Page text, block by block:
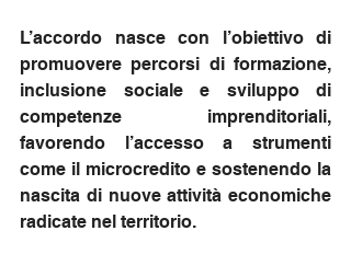
L’accordo nasce con l’obiettivo di
promuovere percorsi di formazione,
inclusione sociale e sviluppo di
competenze imprenditoriali,
favorendo l’accesso a strumenti
come il microcredito e sostenendo la
nascita di nuove attività economiche
radicate nel territorio.